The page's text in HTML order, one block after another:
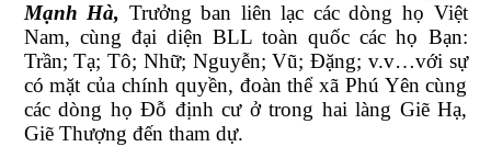
Mạnh Hà, Trưởng ban liên lạc các dòng họ Việt
Nam, cùng đại diện BLL toàn quốc các họ Bạn:
Trần; Tạ; Tô; Nhữ; Nguyễn; Vũ; Đặng; v.v…với sự
có mặt của chính quyền, đoàn thể xã Phú Yên cùng
các dòng họ Đỗ định cư ở trong hai làng Giẽ Hạ,
Giẽ Thượng đến tham dự.